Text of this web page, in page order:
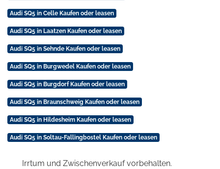
Audi SQ5 in Celle Kaufen oder leasen
Audi SQ5 in Laatzen Kaufen oder leasen
Audi SQ5 in Sehnde Kaufen oder leasen
Audi SQ5 in Burgwedel Kaufen oder leasen
Audi SQ5 in Burgdorf Kaufen oder leasen
Audi SQ5 in Braunschweig Kaufen oder leasen
Audi SQ5 in Hildesheim Kaufen oder leasen
Audi SQ5 in Soltau-Fallingbostel Kaufen oder leasen
Irrtum und Zwischenverkauf vorbehalten.